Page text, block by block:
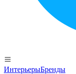
ИнтерьерыБренды